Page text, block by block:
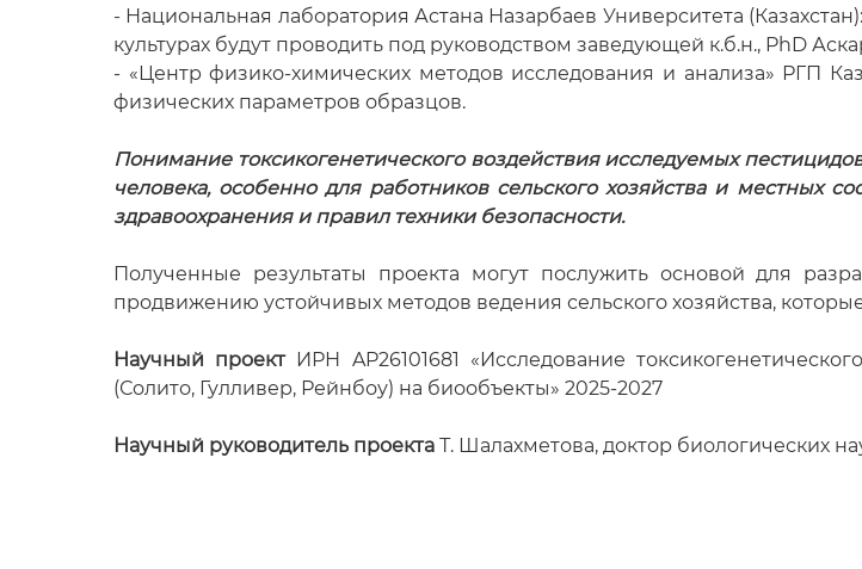
- Национальная лаборатория Астана Назарбаев Университета
культурах будут проводить под руководством заведующей к.б.н., PhD
- «Центр физико-химических методов исследования и анализа» РГП
физических параметров образцов.
Понимание токсикогенетического воздействия исследуемых
человека, особенно для работников сельского хозяйства и местных
здравоохранения и правил техники безопасности.
Полученные результаты проекта могут послужить основой для
продвижению устойчивых методов ведения сельского хозяйства,
Научный проектИРН AP26101681 «Исследование
(Солито, Гулливер, Рейнбоу) на биообъекты» 2025-2027
Научный руководитель проекта Т. Шалахметова, доктор биологических